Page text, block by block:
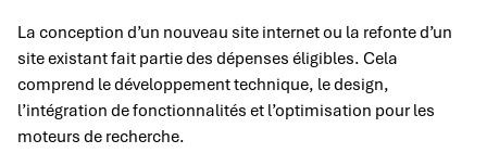
La conception d’un nouveau site internet ou la refonte d’un
site existant fait partie des dépenses éligibles. Cela
comprend le développement technique, le design,
l’intégration de fonctionnalités et l’optimisation pour les
moteurs de recherche.